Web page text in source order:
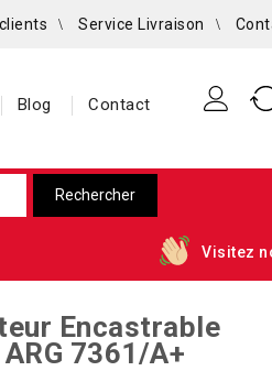
Service Livraison
Blog Contact
Visitez
Encastrable
7361/A+